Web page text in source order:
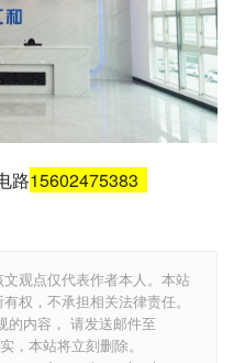
路15602475383
观点仅代表作者本人。本站
权，不承担相关法律责任。
的内容， 请发送邮件至
，本站将立刻删除。